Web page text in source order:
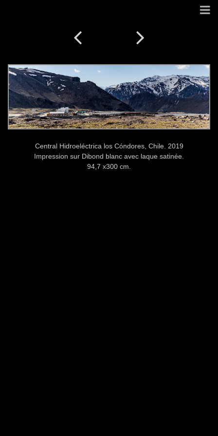
Central Hidroeléctrica los Cóndores, Chile. 2019
Impression sur Dibond blanc avec laque satinée.
94,7 x300 cm.